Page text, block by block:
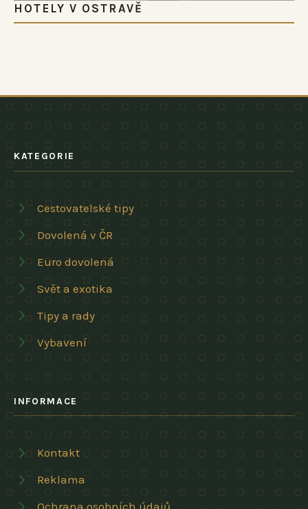
HOTELY V OSTRAVĚ
KATEGORIE
Cestovatelské tipy
Dovolená v ČR
Euro dovolená
Svět a exotika
Tipy a rady
Vybavení
INFORMACE
Kontakt
Reklama